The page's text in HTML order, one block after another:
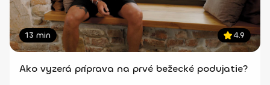
13 min 4.9
Ako vyzerá príprava na prvé bežecké podujatie?